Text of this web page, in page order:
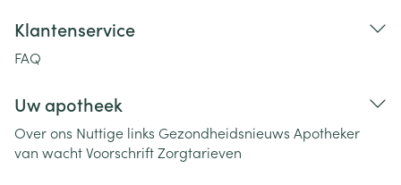
Klantenservice
FAQ
Uw apotheek
Over ons Nuttige links Gezondheidsnieuws Apotheker
van wachtVoorschriftZorgtarieven